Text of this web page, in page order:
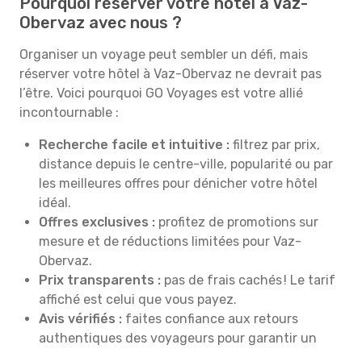
Obervaz avec nous ?
Organiser un voyage peut sembler un défi, mais
réserver votre hôtel à Vaz-Obervaz ne devrait pas
l’être. Voici pourquoi GO Voyages est votre allié
incontournable :
Recherche facile et intuitive : filtrez par prix,
distance depuis le centre-ville, popularité ou par
les meilleures offres pour dénicher votre hôtel
idéal.
Offres exclusives : profitez de promotions sur
mesure et de réductions limitées pour Vaz-
Obervaz.
Prix transparents : pas de frais cachés ! Le tarif
affiché est celui que vous payez.
Avis vérifiés : faites confiance aux retours
authentiques des voyageurs pour garantir un